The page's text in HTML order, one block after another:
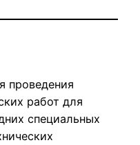
проведения
работ для
специальных